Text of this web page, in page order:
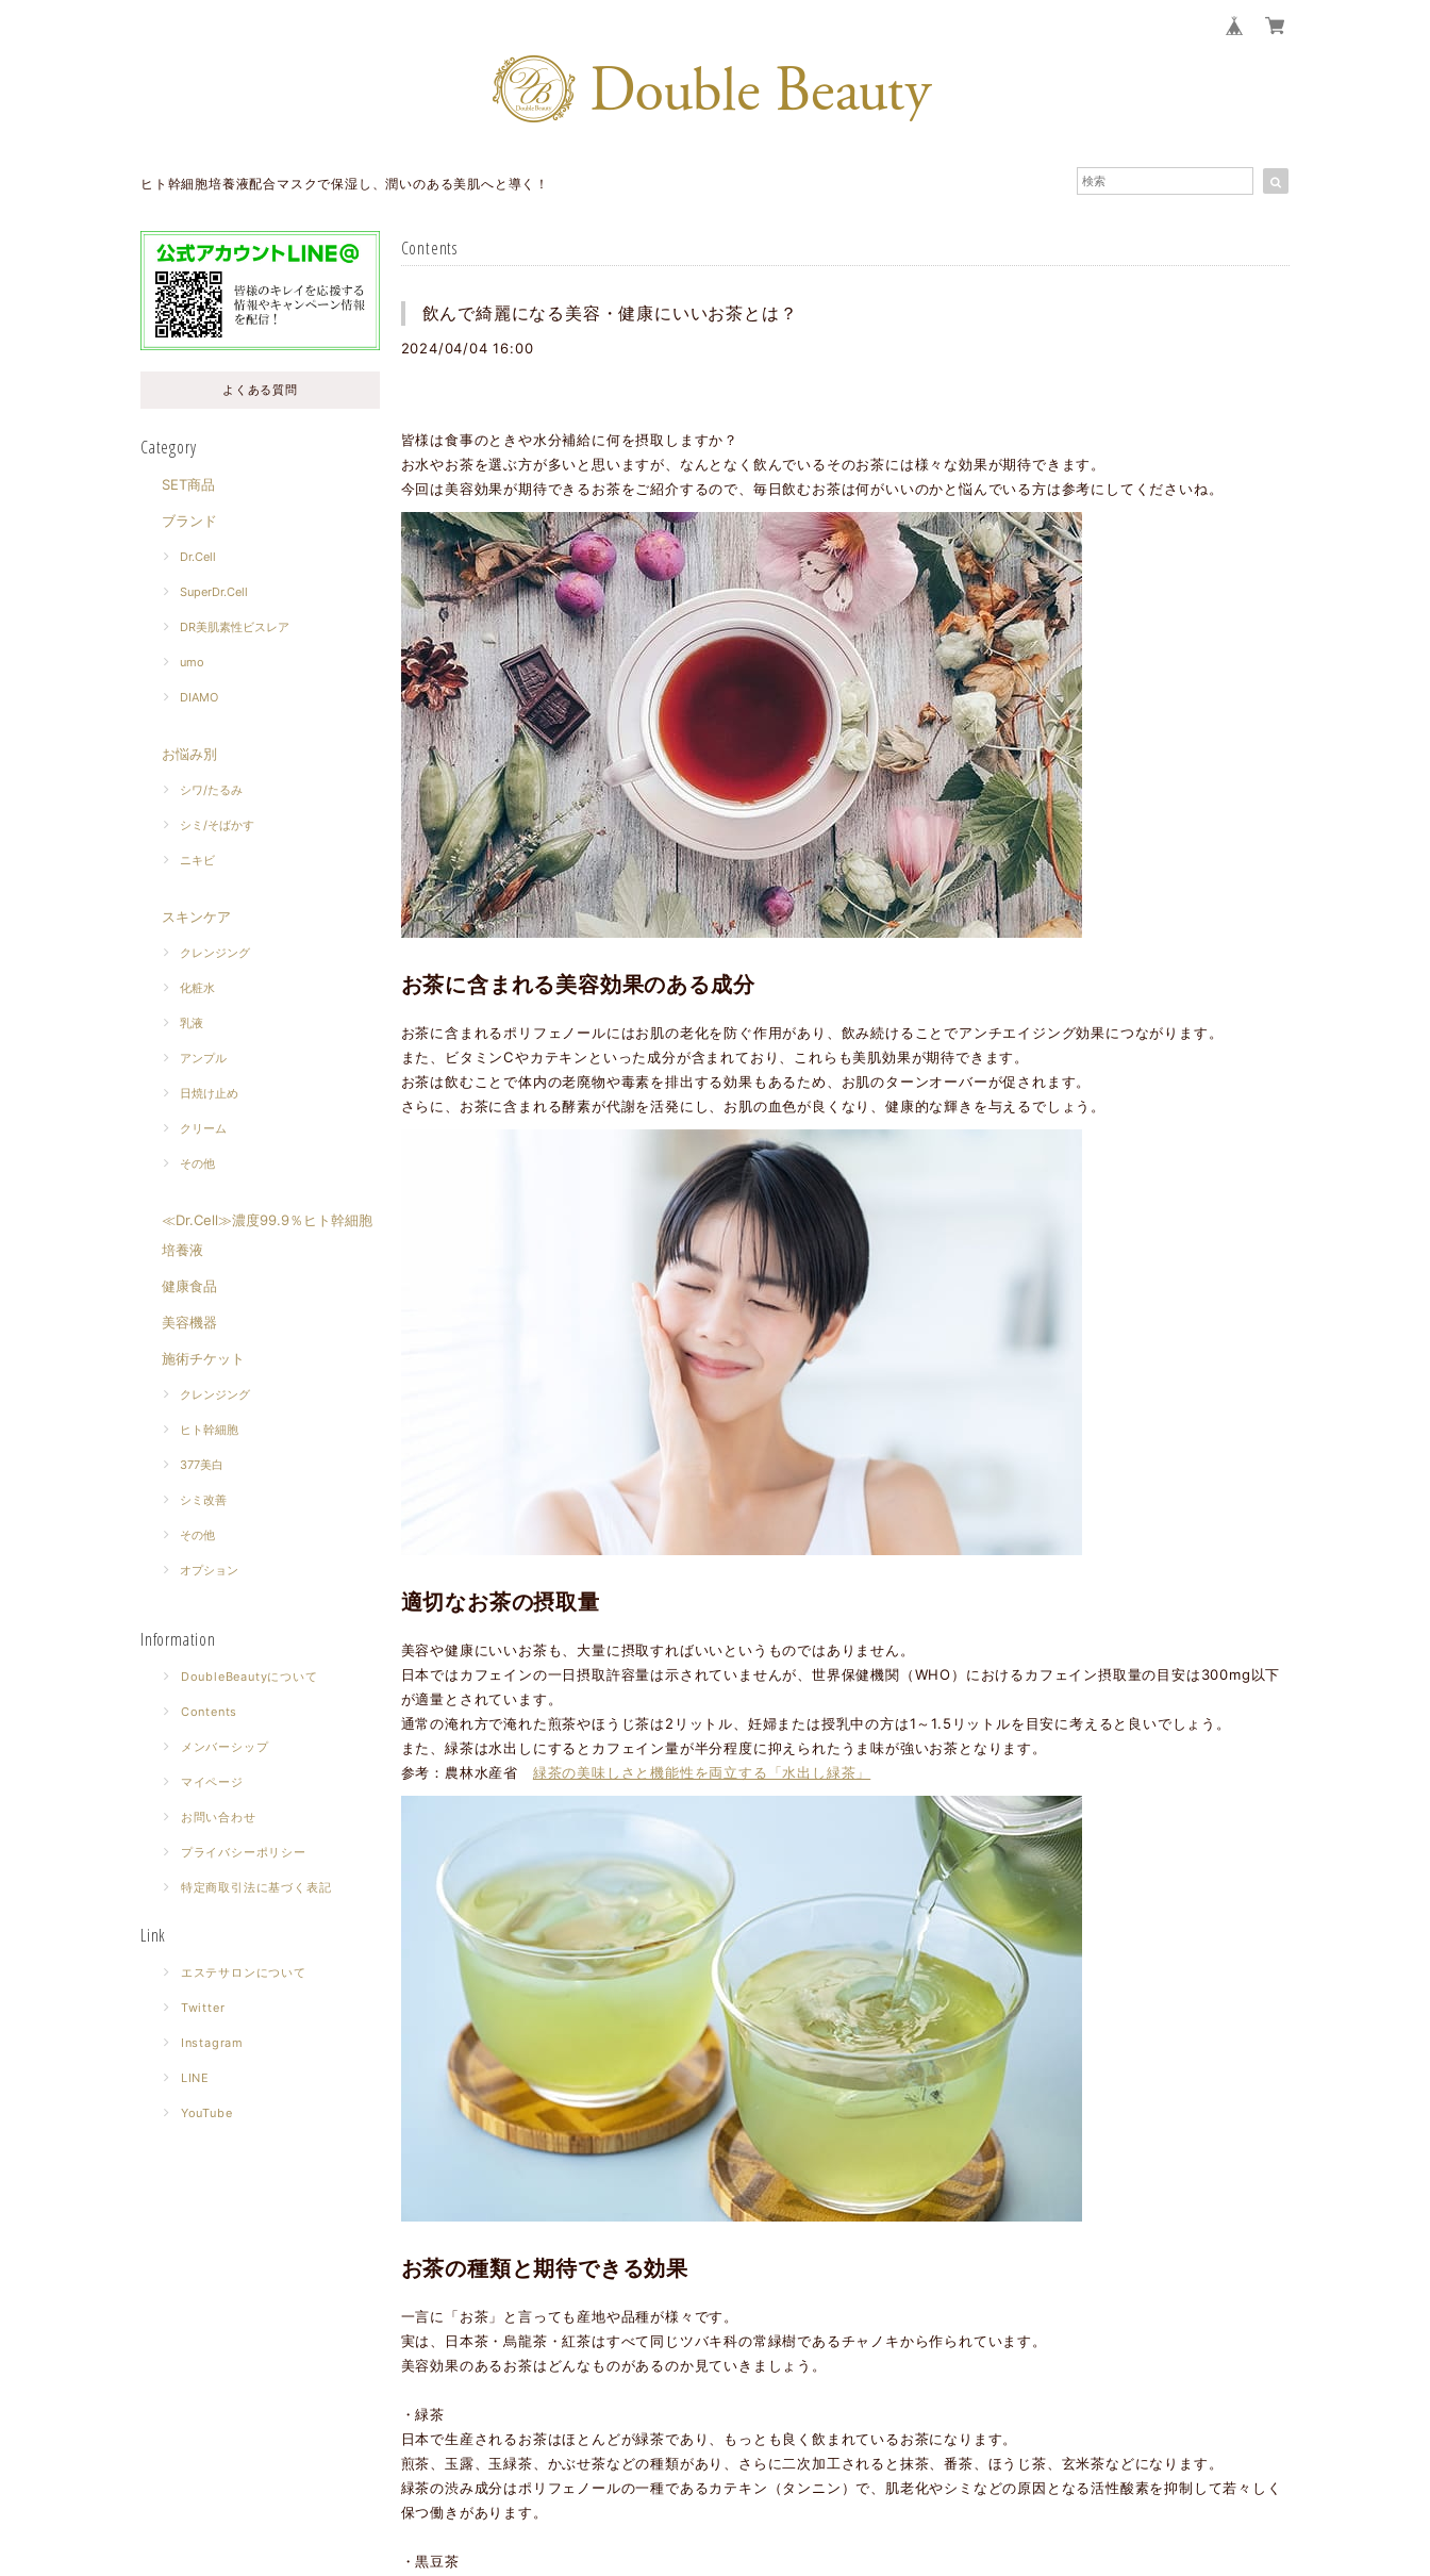
ヒト幹細胞培養液配合マスクで保湿し、潤いのある美肌へと導く！
よくある質問
Category
SET商品
ブランド
Dr.Cell
SuperDr.Cell
DR美肌素性ビスレア
umo
DIAMO
お悩み別
シワ/たるみ
シミ/そばかす
ニキビ
スキンケア
クレンジング
化粧水
乳液
アンプル
日焼け止め
クリーム
その他
≪Dr.Cell≫濃度99.9％ヒト幹細胞
培養液
健康食品
美容機器
施術チケット
クレンジング
ヒト幹細胞
377美白
シミ改善
その他
オプション
Information
DoubleBeautyについて
Contents
メンバーシップ
マイページ
お問い合わせ
プライバシーポリシー
特定商取引法に基づく表記
Link
エステサロンについて
Twitter
Instagram
LINE
YouTube
Contents
飲んで綺麗になる美容・健康にいいお茶とは？
2024/04/04 16:00
皆様は食事のときや水分補給に何を摂取しますか？
お水やお茶を選ぶ方が多いと思いますが、なんとなく飲んでいるそのお茶には様々な効果が期待できます。
今回は美容効果が期待できるお茶をご紹介するので、毎日飲むお茶は何がいいのかと悩んでいる方は参考にしてくださいね。
お茶に含まれる美容効果のある成分
お茶に含まれるポリフェノールにはお肌の老化を防ぐ作用があり、飲み続けることでアンチエイジング効果につながります。
また、ビタミンCやカテキンといった成分が含まれており、これらも美肌効果が期待できます。
お茶は飲むことで体内の老廃物や毒素を排出する効果もあるため、お肌のターンオーバーが促されます。
さらに、お茶に含まれる酵素が代謝を活発にし、お肌の血色が良くなり、健康的な輝きを与えるでしょう。
適切なお茶の摂取量
美容や健康にいいお茶も、大量に摂取すればいいというものではありません。
日本ではカフェインの一日摂取許容量は示されていませんが、世界保健機関（WHO）におけるカフェイン摂取量の目安は300mg以下
が適量とされています。
通常の淹れ方で淹れた煎茶やほうじ茶は2リットル、妊婦または授乳中の方は1～1.5リットルを目安に考えると良いでしょう。
また、緑茶は水出しにするとカフェイン量が半分程度に抑えられたうま味が強いお茶となります。
参考：農林水産省 緑茶の美味しさと機能性を両立する「水出し緑茶」
お茶の種類と期待できる効果
一言に「お茶」と言っても産地や品種が様々です。
実は、日本茶・烏龍茶・紅茶はすべて同じツバキ科の常緑樹であるチャノキから作られています。
美容効果のあるお茶はどんなものがあるのか見ていきましょう。
・緑茶
日本で生産されるお茶はほとんどが緑茶であり、もっとも良く飲まれているお茶になります。
煎茶、玉露、玉緑茶、かぶせ茶などの種類があり、さらに二次加工されると抹茶、番茶、ほうじ茶、玄米茶などになります。
緑茶の渋み成分はポリフェノールの一種であるカテキン（タンニン）で、肌老化やシミなどの原因となる活性酸素を抑制して若々しく
保つ働きがあります。
・黒豆茶